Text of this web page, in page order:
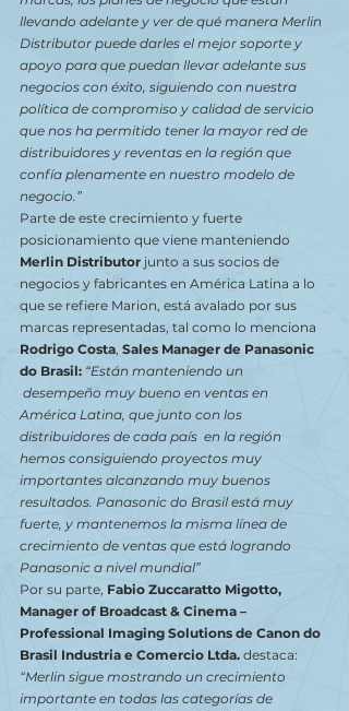
llevando adelante y ver de qué manera Merlin
Distributor puede darles el mejor soporte y
apoyo para que puedan llevar adelante sus
negocios con éxito, siguiendo con nuestra
política de compromiso y calidad de servicio
que nos ha permitido tener la mayor red de
distribuidores y reventas en la región que
confía plenamente en nuestro modelo de
negocio.”
Parte de este crecimiento y fuerte
posicionamiento que viene manteniendo
Merlin Distributor junto a sus socios de
negocios y fabricantes en América Latina a lo
que se refiere Marion, está avalado por sus
marcas representadas, tal como lo menciona
Rodrigo Costa, Sales Manager de Panasonic
do Brasil: “Están manteniendo un
desempeño muy bueno en ventas en
América Latina, que junto con los
distribuidores de cada país  en la región
hemos consiguiendo proyectos muy
importantes alcanzando muy buenos
resultados. Panasonic do Brasil está muy
fuerte, y mantenemos la misma línea de
crecimiento de ventas que está logrando
Panasonic a nivel mundial”
Por su parte, Fabio Zuccaratto Migotto,
Manager of Broadcast & Cinema –
Professional Imaging Solutions de Canon do
Brasil Industria e Comercio Ltda. destaca:
“Merlin sigue mostrando un crecimiento
importante en todas las categorías de